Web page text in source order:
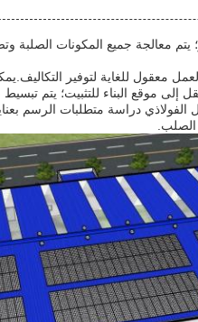
جميع المكونات الصلبة
معقول للغاية لتوفير
إلى موقع البناء للتثبيت؛ يتم
دراسة متطلبات الرسم